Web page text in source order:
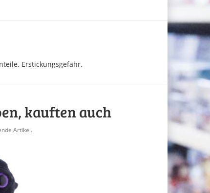
Erstickungsgefahr.
kauften auch
Artikel.